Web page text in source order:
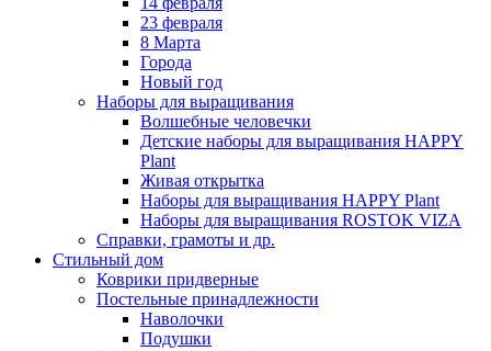
23 февраля
8 Марта
Города
Новый год
Наборы для выращивания
Волшебные человечки
Детские наборы для выращивания HAPPY
Plant
Живая открытка
Наборы для выращивания HAPPY Plant
Наборы для выращивания ROSTOK VIZA
Справки, грамоты и др.
Стильный дом
Коврики придверные
Постельные принадлежности
Наволочки
Подушки